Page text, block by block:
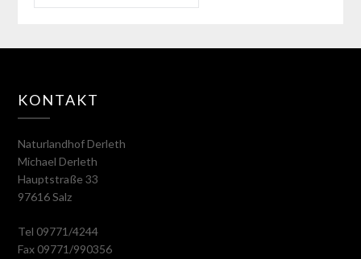
KONTAKT
Naturlandhof Derleth
Michael Derleth
Hauptstraße 33
97616 Salz
Tel 09771/4244
Fax 09771/990356